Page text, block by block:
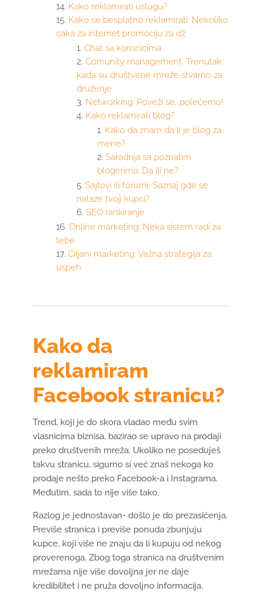
Kako reklamirati uslugu?
Kako se besplatno reklamirati: Nekoliko
caka za internet promociju za dž
Chat sa korisnicima
Comunity management: Trenutak
kada su društvene mreže stvarno za
druženje
Networking: Poveži se, polećemo!
Kako reklamirati blog?
Kako da znam da li je blog za
mene?
Saradnja sa poznatim
blogerima: Da ili ne?
Sajtovi ili forumi: Saznaj gde se
nalaze tvoji kupci?
SEO rankiranje
Online marketing: Neka sistem radi za
tebe
Ciljani marketing: Važna strategija za
uspeh
Kako da
reklamiram
Facebook stranicu?
Trend, koji je do skora vladao među svim
vlasnicima biznisa, bazirao se upravo na prodaji
preko društvenih mreža. Ukoliko ne poseduješ
takvu stranicu, sigurno si već znaš nekoga ko
prodaje nešto preko Facebook-a i Instagrama.
Međutim, sada to nije više tako.
Razlog je jednostavan- došlo je do prezasićenja.
Previše stranica i previše ponuda zbunjuju
kupce, koji više ne znaju da li kupuju od nekog
proverenoga. Zbog toga stranica na društvenim
mrežama nije više dovoljna jer ne daje
kredibilitet i ne pruža dovoljno informacija.